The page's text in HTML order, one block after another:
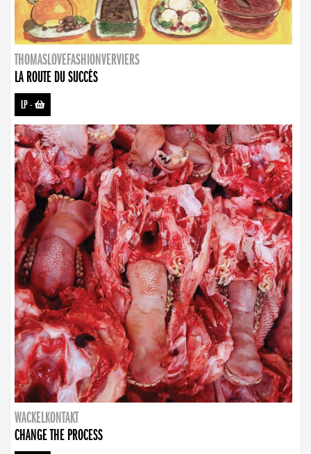
THOMASLOVEFASHIONVERVIERS
LA ROUTE DU SUCCÈS
LP-
WACKELKONTAKT
CHANGE THE PROCESS